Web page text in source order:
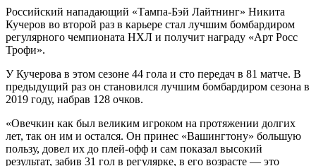
Российский нападающий «Тампа-Бэй Лайтнинг» Никита
Кучеров во второй раз в карьере стал лучшим бомбардиром
регулярного чемпионата НХЛ и получит награду «Арт Росс
Трофи».
У Кучерова в этом сезоне 44 гола и сто передач в 81 матче. В
предыдущий раз он становился лучшим бомбардиром сезона в
2019 году, набрав 128 очков.
«Овечкин как был великим игроком на протяжении долгих
лет, так он им и остался. Он принес «Вашингтону» большую
пользу, довел их до плей-офф и сам показал высокий
результат, забив 31 гол в регулярке, в его возрасте — это